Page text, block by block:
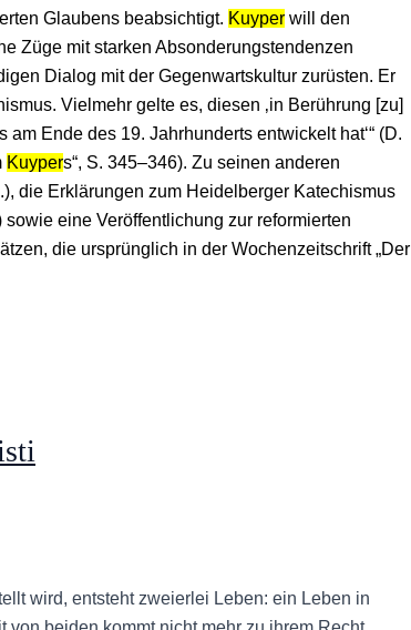
Glaubens beabsichtigt. Kuyper will den
Züge mit starken Absonderungstendenzen
Dialog mit der Gegenwartskultur zurüsten. Er
Vielmehr gelte es, diesen ‚in Berührung [zu]
Ende des 19. Jahrhunderts entwickelt hat‘“ (D.
Kuypers“, S. 345–346). Zu seinen anderen
die Erklärungen zum Heidelberger Katechismus
eine Veröffentlichung zur reformierten
die ursprünglich in der Wochenzeitschrift „Der
wird, entsteht zweierlei Leben: ein Leben in